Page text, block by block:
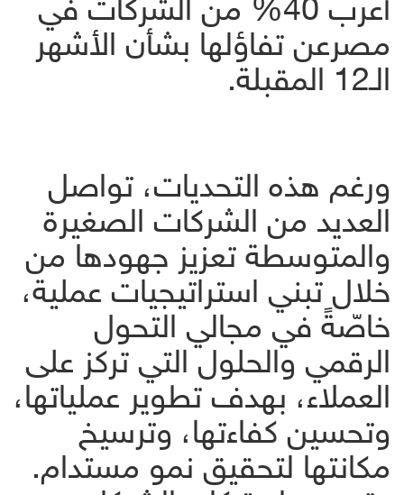
مصرعن تفاؤلها بشأن الأشهر
الـ12 المقبلة.
ورغم هذه التحديات، تواصل
العديد من الشركات الصغيرة
والمتوسطة تعزيز جهودها من
خلال تبني استراتيجيات عملية،
خاصّةً في مجالي التحول
الرقمي والحلول التي تركز على
العملاء، بهدف تطوير عملياتها،
وتحسين كفاءتها، وترسيخ
مكانتها لتحقيق نمو مستدام.